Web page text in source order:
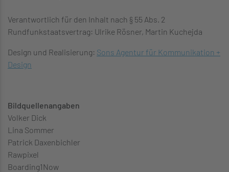
Verantwortlich für den Inhalt nach § 55 Abs. 2
Rundfunkstaatsvertrag: Ulrike Rösner, Martin Kuchejda
Design und Realisierung: Sons Agentur für Kommunikation +
Design
Bildquellenangaben
Volker Dick
Lina Sommer
Patrick Daxenbichler
Rawpixel
Boarding1Now